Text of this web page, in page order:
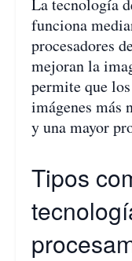
funciona
procesadores
mejoran la
permite que
imágenes más
y una mayor
Tipos